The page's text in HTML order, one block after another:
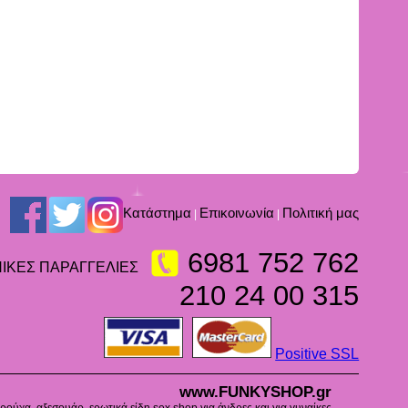
Kατάστημα | Επικοινωνία | Πολιτική μας
ΠΑΡΑΓΓΕΛΙΕΣ
6981 752 762
210 24 00 315
Positive SSL
www.FUNKYSHOP.gr